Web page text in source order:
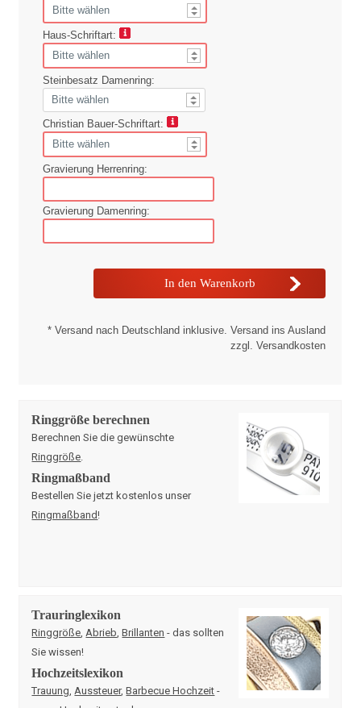
Haus-Schriftart:
Steinbesatz Damenring:
Christian Bauer-Schriftart:
Gravierung Herrenring:
Gravierung Damenring:
* Versand nach Deutschland inklusive. Versand ins Ausland
zzgl. Versandkosten
Ringgröße berechnen
Berechnen Sie die gewünschte
Ringgröße
Ringmaßband
Bestellen Sie jetzt kostenlos unser
Ringmaßband!
Trauringlexikon
Ringgröße Abrieb ,Brillanten - das sollten
Sie wissen!
Hochzeitslexikon
Trauung Aussteuer,Barbecue Hochzeit -